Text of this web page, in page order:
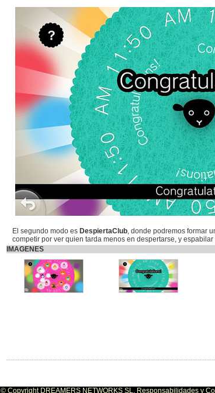
El segundo modo es DespiertaClub, donde podremos formar
competir por ver quien tarda menos en despertarse, y
IMAGENES
© Copyright DREAMERS NETWORKS SL. Responsabilidades y